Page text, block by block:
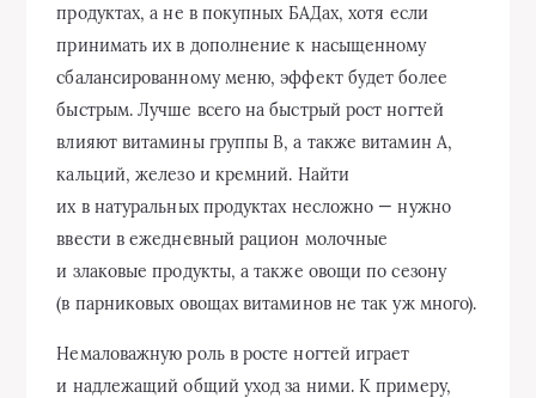
продуктах, а не в покупных БАДах, хотя если
принимать их в дополнение к насыщенному
сбалансированному меню, эффект будет более
быстрым. Лучше всего на быстрый рост ногтей
влияют витамины группы В, а также витамин А,
кальций, железо и кремний. Найти
их в натуральных продуктах несложно — нужно
ввести в ежедневный рацион молочные
и злаковые продукты, а также овощи по сезону
(в парниковых овощах витаминов не так уж много).
Немаловажную роль в росте ногтей играет
и надлежащий общий уход за ними. К примеру,